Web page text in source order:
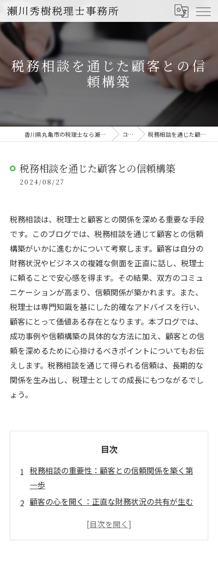
税務相談を通じた顧客との信
頼構築
香川県丸亀市の税理士なら瀨川秀樹税理士事務所 コラム 税務相談を通じた顧客との信頼構築
税務相談を通じた顧客との信頼構築
2024/08/27
税務相談は、税理士と顧客との関係を深める重要な手段
です。このブログでは、税務相談を通じて顧客との信頼
構築がいかに進むかについて考察します。顧客は自分の
財務状況やビジネスの複雑な側面を正直に話し、税理士
に頼ることで安心感を得ます。その結果、双方のコミュ
ニケーションが高まり、信頼関係が築かれます。また、
税理士は専門知識を基にした的確なアドバイスを行い、
顧客にとって価値ある存在となります。本ブログでは、
成功事例や信頼構築の具体的な方法に加え、顧客との信
頼を深めるために心掛けるべきポイントについてもお伝
えします。税務相談を通じて得られる信頼は、長期的な
関係を生み出し、税理士としての成長にもつながるでし
ょう。
目次
税務相談の重要性：顧客との信頼関係を築く第
一歩
顧客の心を開く：正直な財務状況の共有が生む
専門知識が活かされる瞬間：的確なアドバイス